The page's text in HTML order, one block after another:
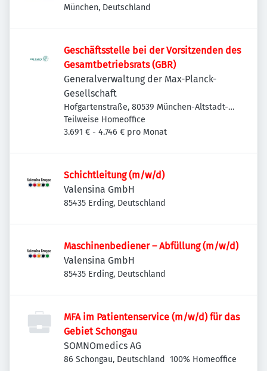
München, Deutschland
Geschäftsstelle bei der Vorsitzenden des
Gesamtbetriebsrats (GBR)
Generalverwaltung der Max-Planck-
Gesellschaft
Hofgartenstraße, 80539 München-Altstadt-
Lehel, Deutschland
Teilweise Homeoffice
3.691 € - 4.746 € pro Monat
Schichtleitung (m/w/d)
Valensina GmbH
85435 Erding, Deutschland
Maschinenbediener – Abfüllung (m/w/d)
Valensina GmbH
85435 Erding, Deutschland
MFA im Patientenservice (m/w/d) für das
Gebiet Schongau
SOMNOmedics AG
86 Schongau, Deutschland 100% Homeoffice